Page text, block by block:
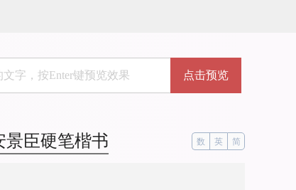
点击预览
景臣硬笔楷书 数 英 简